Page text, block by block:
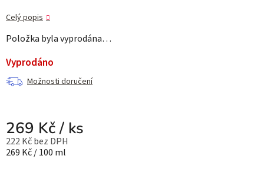
Celý popis
Položka byla vyprodána…
Vyprodáno
Možnosti doručení
269 Kč/ ks
222 Kč bez DPH
Měrná cena:
269 Kč / 100 ml